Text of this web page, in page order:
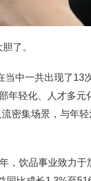
了。
中一共出现了13
年轻化、人才多元
密集场景，与年
，饮品事业致力于